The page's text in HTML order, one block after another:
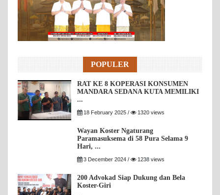
POPULER
RAT KE 8 KOPERASI KONSUMEN
MANDARA SEDANA KUTA MEMILIKI
...
18 February 2025 / 1320 views
Wayan Koster Ngaturang
Paramasuksema di 58 Pura Selama 9
Hari, ...
3 December 2024 / 1238 views
200 Advokad Siap Dukung dan Bela
Koster-Giri